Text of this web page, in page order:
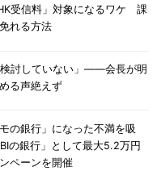
受信料」対象になるワケ 課
れる方法
検討していない」――会長が明
る声絶えず
の銀行」になった不満を吸
の銀行」として最大5.2万円
ペーンを開催